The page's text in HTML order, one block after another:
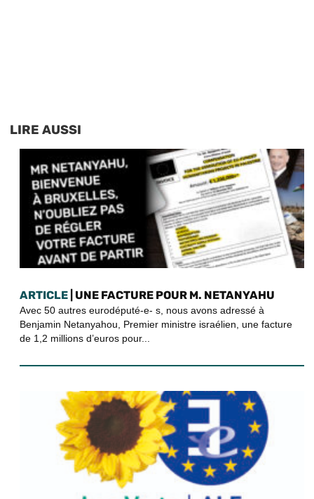
LIRE AUSSI
ARTICLE | UNE FACTURE POUR M. NETANYAHU
Avec 50 autres eurodéputé-e- s, nous avons adressé à
Benjamin Netanyahou, Premier ministre israélien, une facture
de 1,2 millions d’euros pour...